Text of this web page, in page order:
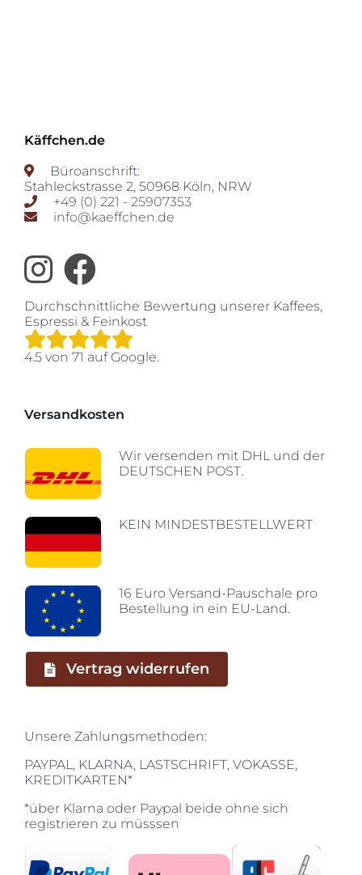
Käffchen.de
Büroanschrift:
Stahleckstrasse 2, 50968 Köln, NRW
+49 (0) 221 - 25907353
info@kaeffchen.de
Durchschnittliche Bewertung unserer Kaffees,
Espressi & Feinkost
4.5 von 71 auf Google.
Versandkosten
Wir versenden mit DHL und der
DEUTSCHEN POST.
KEIN MINDESTBESTELLWERT
16 Euro Versand-Pauschale pro
Bestellung in ein EU-Land.
Vertrag widerrufen
Unsere Zahlungsmethoden:
PAYPAL, KLARNA, LASTSCHRIFT, VOKASSE,
KREDITKARTEN*
*über Klarna oder Paypal beide ohne sich
registrieren zu müsssen